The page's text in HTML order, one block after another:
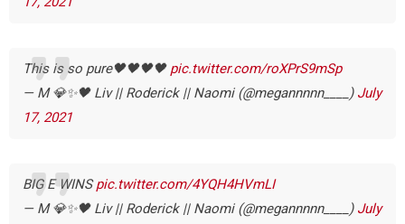
This is so pure🖤🖤🖤🖤 pic.twitter.com/roXPrS9mSp
— M 💎✨🖤 Liv || Roderick || Naomi (@megannnnn____) July
17, 2021
BIG E WINSpic.twitter.com/4YQH4HVmLI
— M 💎✨🖤 Liv || Roderick || Naomi (@megannnnn____) July